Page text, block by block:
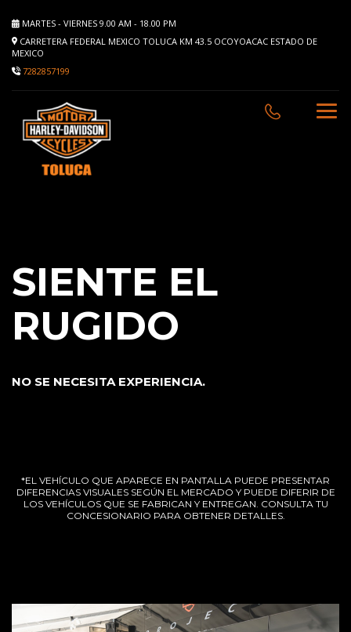
MARTES - VIERNES 9.00 AM - 18.00 PM
CARRETERA FEDERAL MEXICO TOLUCA KM 43.5 OCOYOACAC ESTADO DE
MEXICO
7282857199
SIENTE EL
RUGIDO
NO SE NECESITA EXPERIENCIA.
*EL VEHÍCULO QUE APARECE EN PANTALLA PUEDE PRESENTAR
DIFERENCIAS VISUALES SEGÚN EL MERCADO Y PUEDE DIFERIR DE
LOS VEHÍCULOS QUE SE FABRICAN Y ENTREGAN. CONSULTA TU
CONCESIONARIO PARA OBTENER DETALLES.